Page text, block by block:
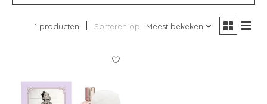
1 producten Sorteren op Meest bekeken